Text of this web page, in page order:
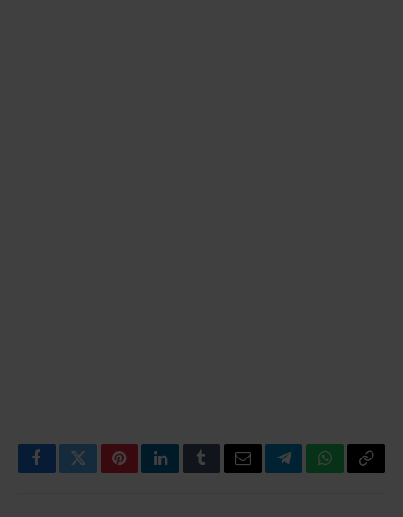
FacebookTwitterPinterestLinkedInTumblrEmailTelegramWhatsApp
Copy